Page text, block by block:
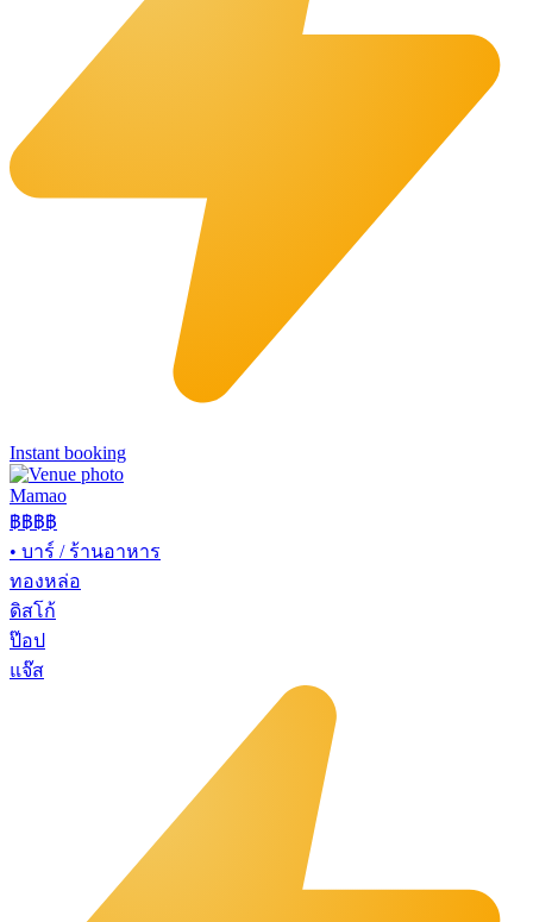
Instant booking
Mamao
฿฿฿฿
• บาร์ / ร้านอาหาร
ทองหล่อ
ดิสโก้
ป๊อป
แจ๊ส